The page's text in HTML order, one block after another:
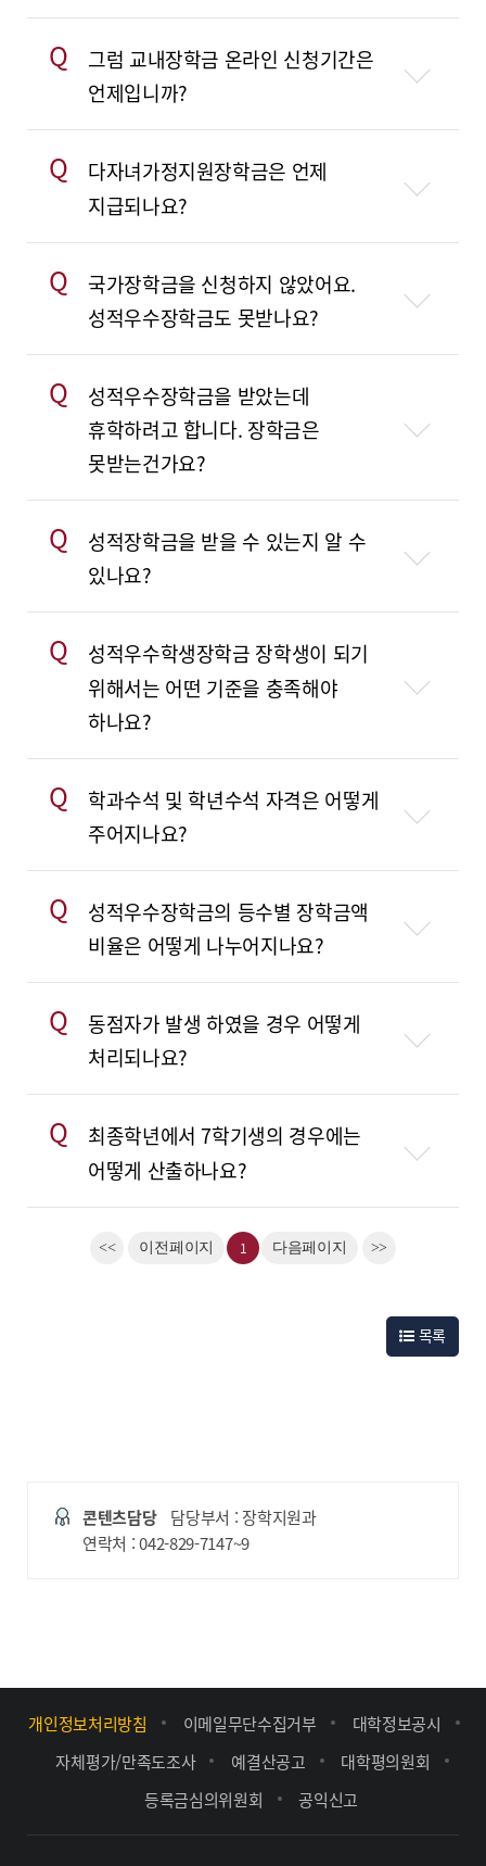
Q
그럼 교내장학금 온라인 신청기간은
언제입니까?
Q
다자녀가정지원장학금은 언제
지급되나요?
Q
국가장학금을 신청하지 않았어요.
성적우수장학금도 못받나요?
Q
성적우수장학금을 받았는데
휴학하려고 합니다. 장학금은
못받는건가요?
Q
성적장학금을 받을 수 있는지 알 수
있나요?
Q
성적우수학생장학금 장학생이 되기
위해서는 어떤 기준을 충족해야
하나요?
Q
학과수석 및 학년수석 자격은 어떻게
주어지나요?
Q
성적우수장학금의 등수별 장학금액
비율은 어떻게 나누어지나요?
Q
동점자가 발생 하였을 경우 어떻게
처리되나요?
Q
최종학년에서 7학기생의 경우에는
어떻게 산출하나요?
<< 이전페이지 1 다음페이지 >>
목록
콘텐츠담당
담당부서 : 장학지원과
연락처 : 042-829-7147~9
개인정보처리방침 이메일무단수집거부
대학정보공시
자체평가/만족도조사
예결산공고
대학평의원회
등록금심의위원회
공익신고